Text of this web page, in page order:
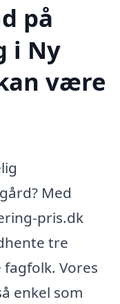
på
i Ny
være
Med
pris.dk
tre
Vores
enkel som